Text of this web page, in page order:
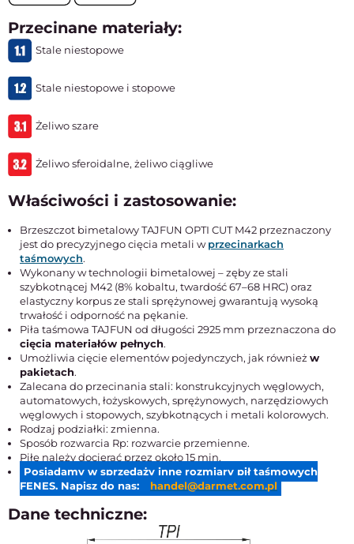
Przecinane materiały:
Stale niestopowe
Stale niestopowe i stopowe
Żeliwo szare
Żeliwo sferoidalne, żeliwo ciągliwe
Właściwości i zastosowanie:
Brzeszczot bimetalowy TAJFUN OPTI CUT M42 przeznaczony
jest do precyzyjnego cięcia metali wprzecinarkach
taśmowych.
Wykonany w technologii bimetalowej – zęby ze stali
szybkotnącej M42 (8% kobaltu, twardość 67–68 HRC) oraz
elastyczny korpus ze stali sprężynowej gwarantują wysoką
trwałość i odporność na pękanie.
Piła taśmowa TAJFUN od długości 2925 mm przeznaczona do
cięcia materiałów pełnych.
Umożliwia cięcie elementów pojedynczych, jak również w
pakietach.
Zalecana do przecinania stali: konstrukcyjnych węglowych,
automatowych, łożyskowych, sprężynowych, narzędziowych
węglowych i stopowych, szybkotnących i metali kolorowych.
Rodzaj podziałki: zmienna.
Sposób rozwarcia Rp: rozwarcie przemienne.
Piłę należy docierać przez około 15 min.
Posiadamy w sprzedaży inne rozmiary pił taśmowych
FENES. Napisz do nas:
handel@darmet.com.pl
Dane techniczne: